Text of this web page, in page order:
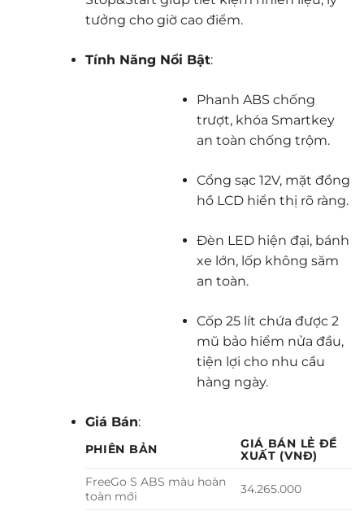
tưởng cho giờ cao điểm.
Tính Năng Nổi Bật:
Phanh ABS chống
trượt, khóa Smartkey
an toàn chống trộm.
Cổng sạc 12V, mặt đồng
hồ LCD hiển thị rõ ràng.
Đèn LED hiện đại, bánh
xe lớn, lốp không săm
an toàn.
Cốp 25 lít chứa được 2
mũ bảo hiểm nửa đầu,
tiện lợi cho nhu cầu
hàng ngày.
Giá Bán:
PHIÊN BẢN
GIÁ BÁN LẺ ĐỀ
XUẤT (VNĐ)
FreeGo S ABS màu hoàn
toàn mới
34.265.000